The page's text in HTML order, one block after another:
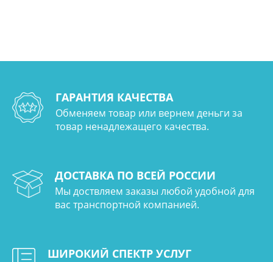
ГАРАНТИЯ КАЧЕСТВА
Обменяем товар или вернем деньги за
товар ненадлежащего качества.
ДОСТАВКА ПО ВСЕЙ РОССИИ
Мы доствляем заказы любой удобной для
вас транспортной компанией.
ШИРОКИЙ СПЕКТР УСЛУГ